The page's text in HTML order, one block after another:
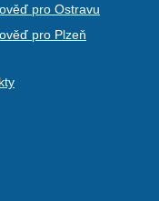
pro Ostravu
pro Plzeň